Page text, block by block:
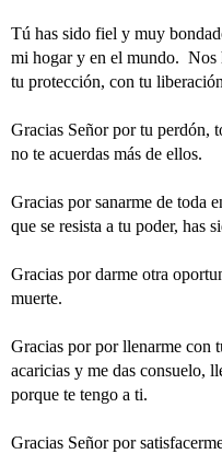
Tú has sido fiel y muy
mi hogar y en el mundo. Nos
tu protección, con tu
Gracias Señor por tu perdón,
no te acuerdas más de ellos.
Gracias por sanarme de toda
que se resista a tu poder, has
Gracias por darme otra
muerte.
Gracias por por llenarme con
acaricias y me das consuelo,
porque te tengo a ti.
Gracias Señor por